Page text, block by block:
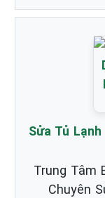
Sửa Tủ
Trung Tâm
Chuyên